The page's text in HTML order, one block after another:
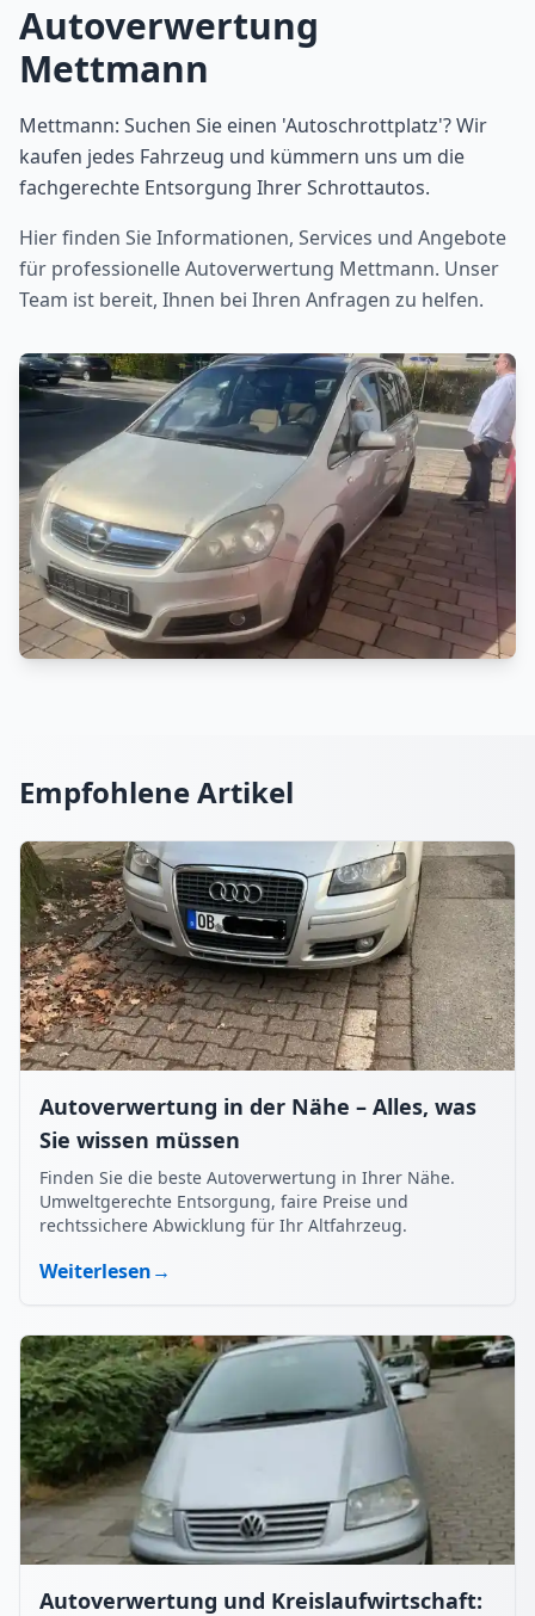
Autoverwertung
Mettmann
Mettmann: Suchen Sie einen 'Autoschrottplatz'? Wir
kaufen jedes Fahrzeug und kümmern uns um die
fachgerechte Entsorgung Ihrer Schrottautos.
Hier finden Sie Informationen, Services und Angebote
für professionelle Autoverwertung Mettmann. Unser
Team ist bereit, Ihnen bei Ihren Anfragen zu helfen.
Empfohlene Artikel
Autoverwertung in der Nähe – Alles, was
Sie wissen müssen
Finden Sie die beste Autoverwertung in Ihrer Nähe.
Umweltgerechte Entsorgung, faire Preise und
rechtssichere Abwicklung für Ihr Altfahrzeug.
Weiterlesen→
Autoverwertung und Kreislaufwirtschaft: